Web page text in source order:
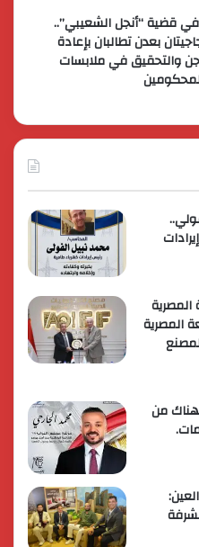
قضية “أنجل الشعيبي”..
بعدن تطالبان بإعادة
والتحقيق في ملابسات
المصرية
المصرية
من